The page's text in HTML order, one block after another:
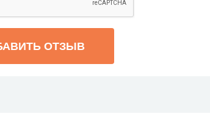
ОТЗЫВ